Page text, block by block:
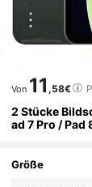
Von 11 ,58€
2 Stücke
ad 7 Pro / Pad
Schutzfolie,
Größe